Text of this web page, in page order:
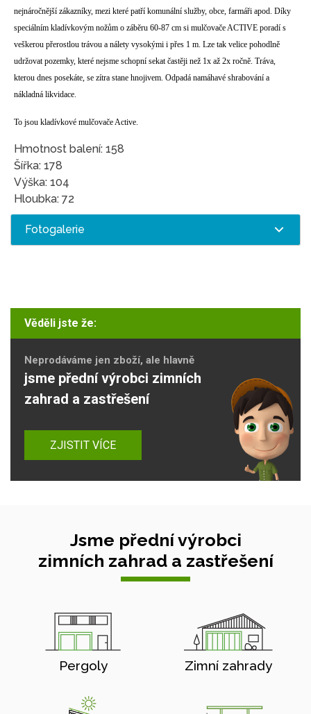
nejnáročnější zákazníky, mezi které patří komunální služby, obce, farmáři apod. Díky
speciálním kladívkovým nožům o záběru 60-87 cm si mulčovače ACTIVE poradí s
veškerou přerostlou trávou a nálety vysokými i přes 1 m. Lze tak velice pohodlně
udržovat pozemky, které nejsme schopní sekat častěji než 1x až 2x ročně. Tráva,
kterou dnes posekáte, se zítra stane hnojivem. Odpadá namáhavé shrabování a
nákladná likvidace.
To jsou kladívkové mulčovače Active.
Hmotnost balení: 158
Šířka: 178
Výška: 104
Hloubka: 72
Fotogalerie
Věděli jste že:
Neprodáváme jen zboží, ale hlavně
jsme přední výrobci zimních
zahrad a zastřešení
ZJISTIT VÍCE
Jsme přední výrobci
zimních zahrad a zastřešení
Pergoly Zimní zahrady